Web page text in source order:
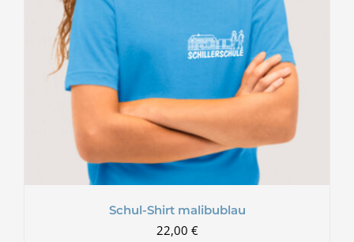
Schul-Shirt malibublau
22,00 €